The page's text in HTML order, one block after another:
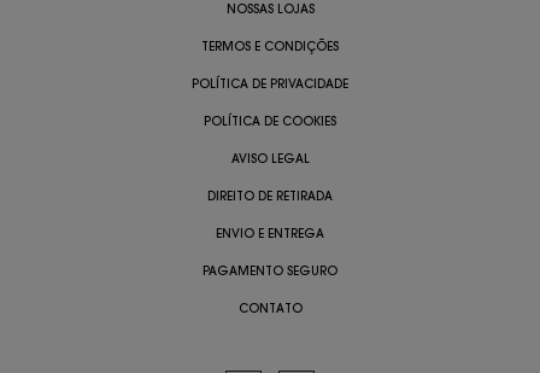
NOSSAS LOJAS
TERMOS E CONDIÇÕES
POLÍTICA DE PRIVACIDADE
POLÍTICA DE COOKIES
AVISO LEGAL
DIREITO DE RETIRADA
ENVIO E ENTREGA
PAGAMENTO SEGURO
CONTATO